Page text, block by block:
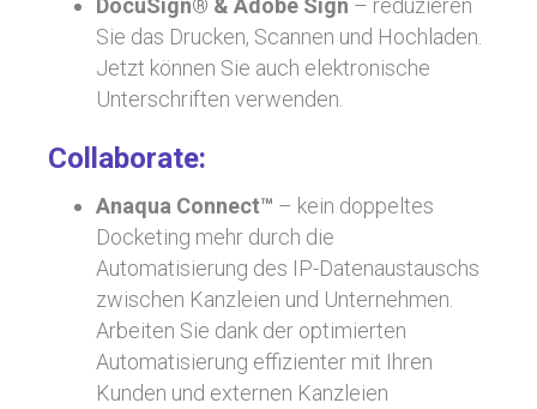
Sie das Drucken, Scannen und Hochladen.
Jetzt können Sie auch elektronische
Unterschriften verwenden.
Collaborate:
Anaqua Connect™ – kein doppeltes
Docketing mehr durch die
Automatisierung des IP-Datenaustauschs
zwischen Kanzleien und Unternehmen.
Arbeiten Sie dank der optimierten
Automatisierung effizienter mit Ihren
Kunden und externen Kanzleien